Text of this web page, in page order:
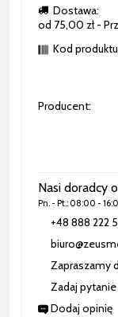
Dostawa:
od 75,00 zł -
Cena nie zawiera
Kod
Producent:
Nasi doradcy
Pn. - Pt.: 08:00 -
+48 888 222
Zapraszamy
Zadaj pytanie
Dodaj opinię